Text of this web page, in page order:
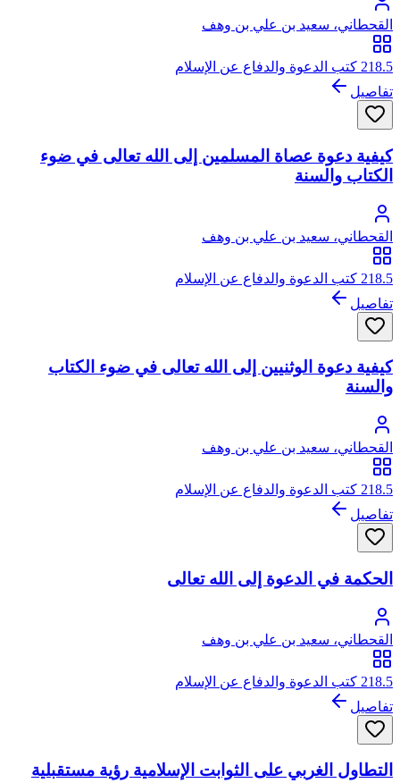
القحطاني، سعيد بن علي بن وهف
218.5 كتب الدعوة والدفاع عن الإسلام
تفاصيل
كيفية دعوة عصاة المسلمين إلى الله تعالى في ضوء
الكتاب والسنة
القحطاني، سعيد بن علي بن وهف
218.5 كتب الدعوة والدفاع عن الإسلام
تفاصيل
كيفية دعوة الوثنيين إلى الله تعالى في ضوء الكتاب
والسنة
القحطاني، سعيد بن علي بن وهف
218.5 كتب الدعوة والدفاع عن الإسلام
تفاصيل
الحكمة في الدعوة إلى الله تعالى
القحطاني، سعيد بن علي بن وهف
218.5 كتب الدعوة والدفاع عن الإسلام
تفاصيل
التطاول الغربي على الثوابت الإسلامية رؤية مستقبلية